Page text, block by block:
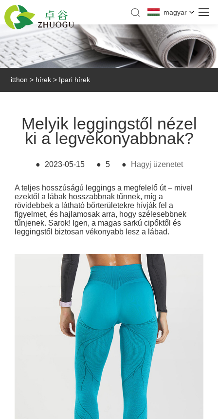
magyar
itthon > hírek > Ipari hírek
Melyik leggingstől nézel
ki a legvékonyabbnak?
● 2023-05-15 ● 5 ● Hagyj üzenetet
A teljes hosszúságú leggings a megfelelő út – mivel
ezektől a lábak hosszabbnak tűnnek, míg a
rövidebbek a látható bőrterületekre hívják fel a
figyelmet, és hajlamosak arra, hogy szélesebbnek
tűnjenek. Sarok! Igen, a magas sarkú cipőktől és
leggingstől biztosan vékonyabb lesz a lábad.